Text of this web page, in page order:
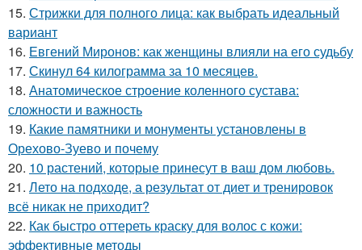
15. Стрижки для полного лица: как выбрать идеальный
вариант
16. Евгений Миронов: как женщины влияли на его судьбу
17. Скинул 64 килограмма за 10 месяцев.
18. Анатомическое строение коленного сустава:
сложности и важность
19. Какие памятники и монументы установлены в
Орехово-Зуево и почему
20. 10 растений, которые принесут в ваш дом любовь.
21. Лето на подходе, а результат от диет и тренировок
всё никак не приходит?
22. Как быстро оттереть краску для волос с кожи:
эффективные методы